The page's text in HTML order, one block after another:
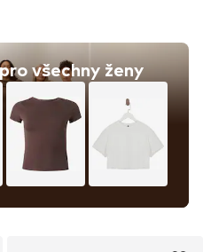
všechny ženy